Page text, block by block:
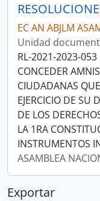
EC AN ABJLM
Unidad
RL-2021-2023-053
CONCEDER
CIUDADANAS
EJERCICIO DE SU
DE LOS
LA 1RA
INSTRUMENTOS
ASAMBLEA
Exportar